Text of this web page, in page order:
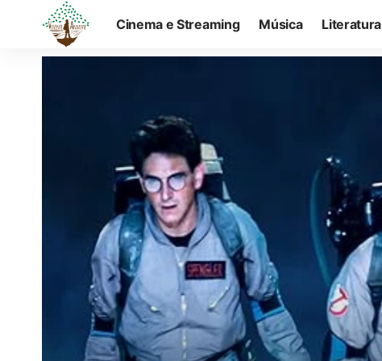
Cinema e Streaming Música Literatura